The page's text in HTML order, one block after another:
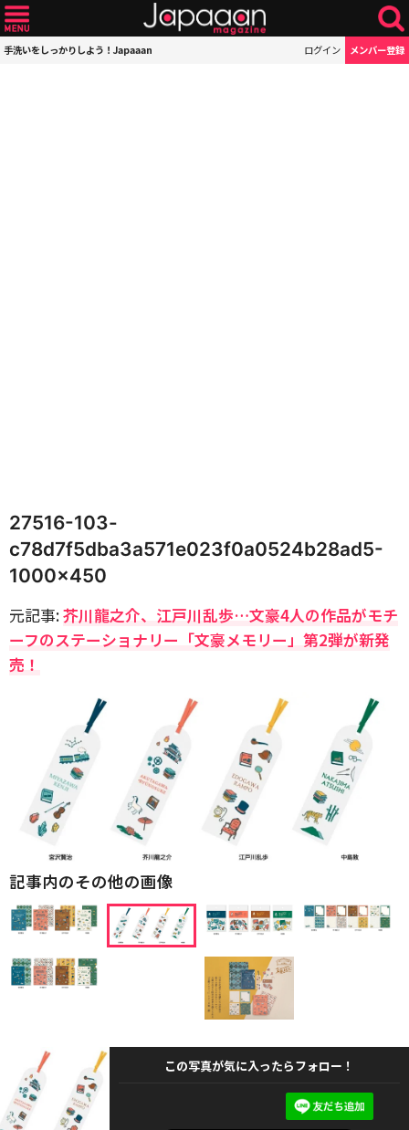
手洗いをしっかりしよう！Japaaan ログイン メンバー登録
27516-103-
c78d7f5dba3a571e023f0a0524b28ad5-
1000×450
元記事:芥川龍之介、江戸川乱歩…文豪4人の作品がモチ
ーフのステーショナリー「文豪メモリー」第2弾が新発
売！
記事内のその他の画像
この写真が気に入ったらフォロー！